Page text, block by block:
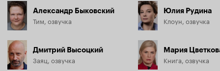
Александр Быковский
Тим, озвучка
Дмитрий Высоцкий
Заяц, озвучка
Юлия Рудина
Клоун, озвучка
Книга, озвучка